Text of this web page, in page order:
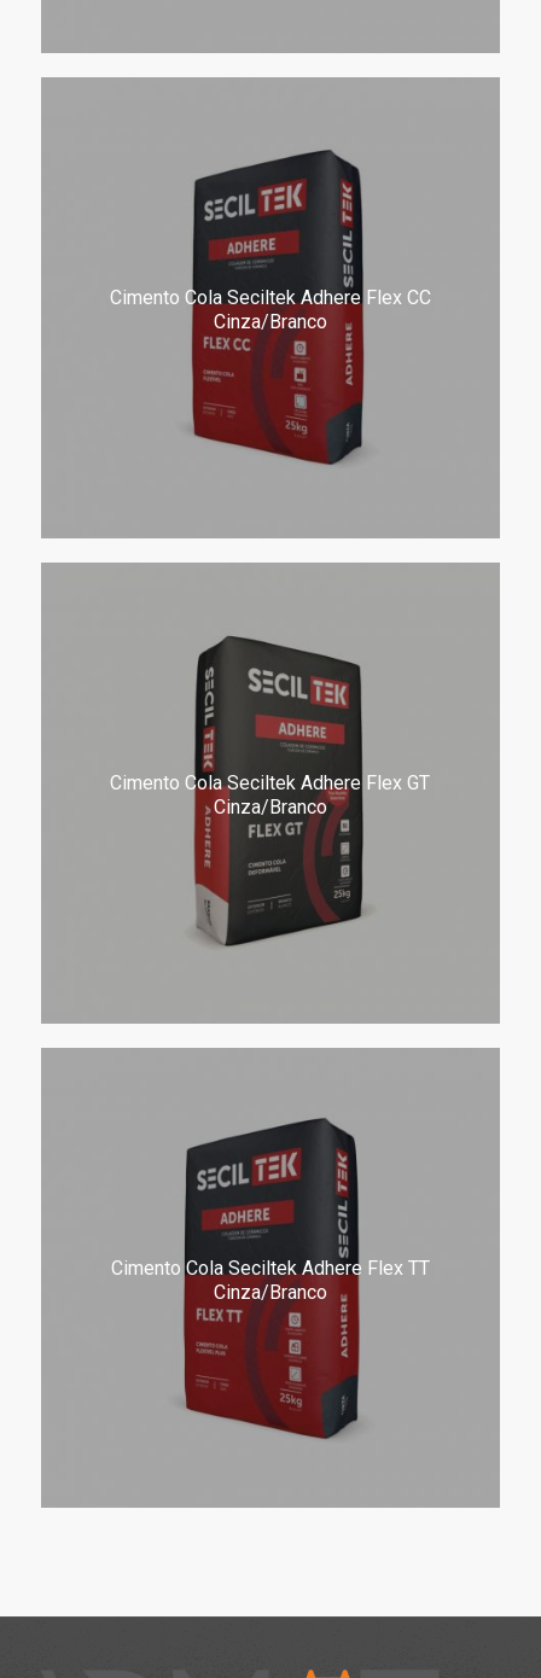
Cimento Cola Seciltek Adhere Flex CC
Cinza/Branco
Cimento Cola Seciltek Adhere Flex GT
Cinza/Branco
Cimento Cola Seciltek Adhere Flex TT
Cinza/Branco